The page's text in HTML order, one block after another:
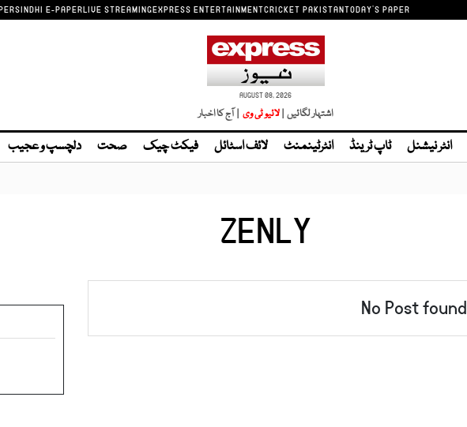
SINDHI E-PAPERLIVE STREAMINGEXPRESS ENTERTAINMENTCRICKET PAKISTANTODAY'S PAPER
AUGUST 08, 2026
اشتہار لگائیں | | آج کا اخبار
انٹر نیشنل ٹاپ ٹرینڈ انٹرٹینمنٹ لائف اسٹائل فیکٹ چیک صحت دلچسپ و عجیب
ZENLY
No Post found